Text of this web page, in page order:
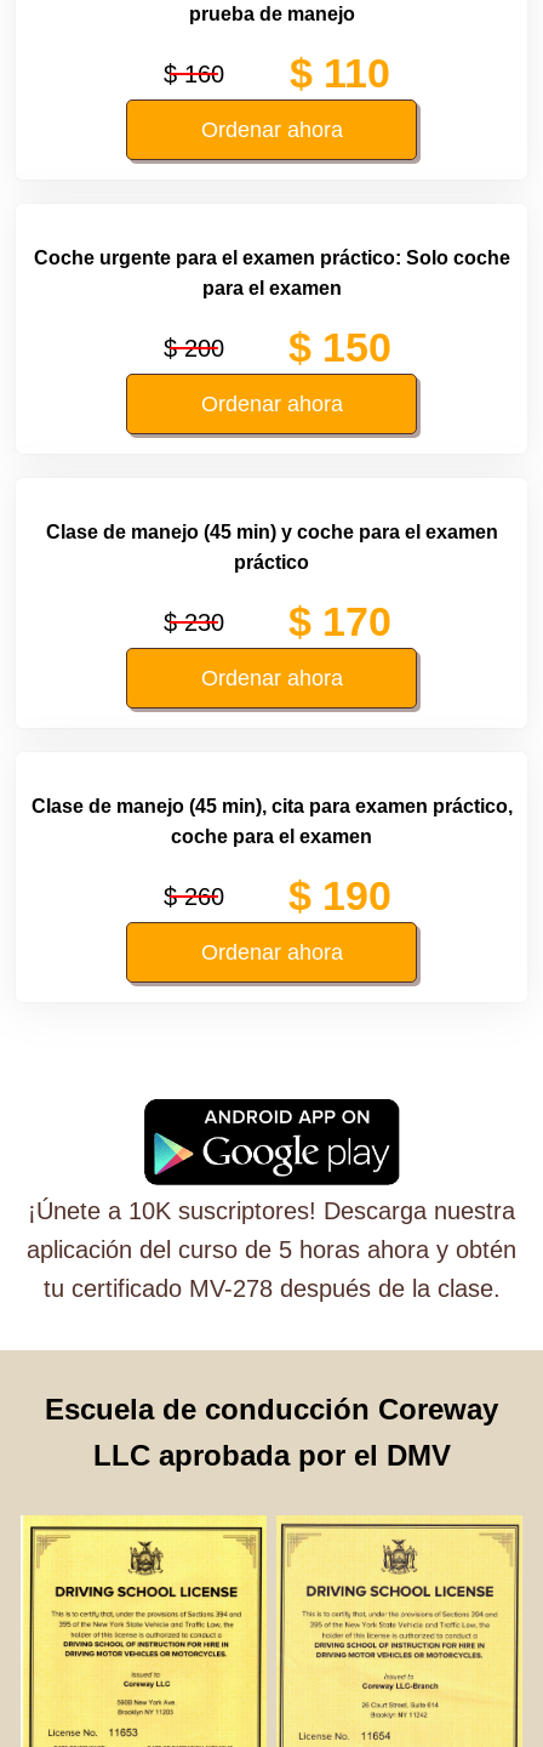
prueba de manejo
$ 160 $ 110
Ordenar ahora
Coche urgente para el examen práctico: Solo coche
para el examen
$ 200 $ 150
Ordenar ahora
Clase de manejo (45 min) y coche para el examen
práctico
$ 230 $ 170
Ordenar ahora
Clase de manejo (45 min), cita para examen práctico,
coche para el examen
$ 260 $ 190
Ordenar ahora
¡Únete a 10K suscriptores! Descarga nuestra
aplicación del curso de 5 horas ahora y obtén
tu certificado MV-278 después de la clase.
Escuela de conducción Coreway
LLC aprobada por el DMV